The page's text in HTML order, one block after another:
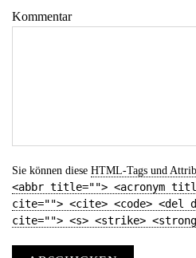
Kommentar
Sie können diese HTML-Tags und
<abbr title=""> <acronym
cite=""> <cite> <code> <del
cite=""> <s> <strike>